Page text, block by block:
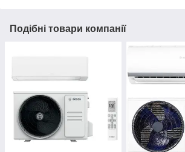
Подібні товари компанії